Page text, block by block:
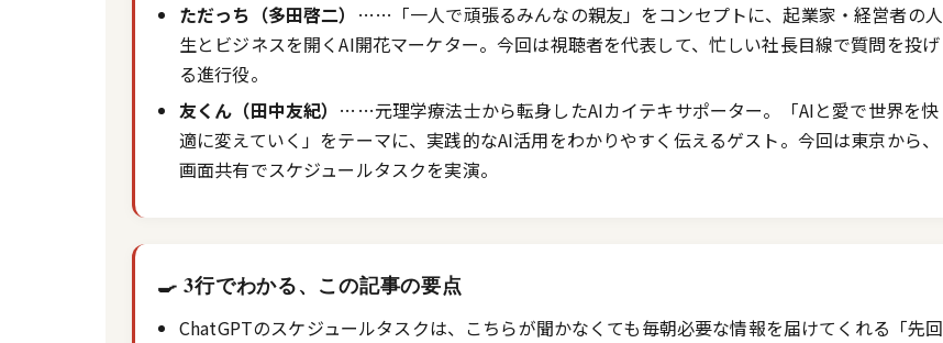
ただっち（多田啓二） ……「一人で頑張るみんなの親友」をコンセプトに、起業家・経営者の人
生とビジネスを開くAI開花マーケター。今回は視聴者を代表して、忙しい社長目線で質問を投げ
る進行役。
友くん（田中友紀） ……元理学療法士から転身したAIカイテキサポーター。「AIと愛で世界を快
適に変えていく」をテーマに、実践的なAI活用をわかりやすく伝えるゲスト。今回は東京から、
画面共有でスケジュールタスクを実演。
🍳 3行でわかる、この記事の要点
ChatGPTのスケジュールタスクは、こちらが聞かなくても毎朝必要な情報を届けてくれる「先回